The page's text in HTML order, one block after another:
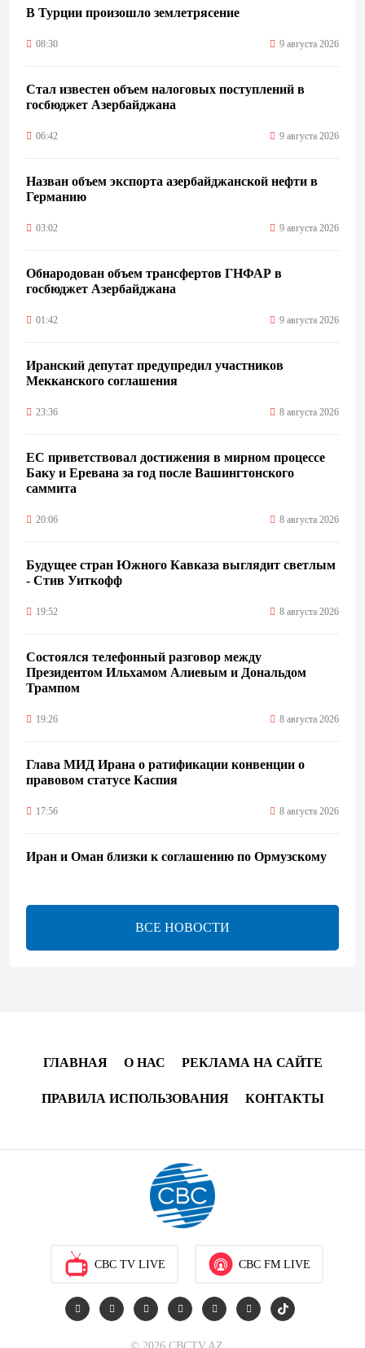
В Турции произошло землетрясение
08:30 9 августа 2026
Стал известен объем налоговых поступлений в
госбюджет Азербайджана
06:42 9 августа 2026
Назван объем экспорта азербайджанской нефти в
Германию
03:02 9 августа 2026
Обнародован объем трансфертов ГНФАР в
госбюджет Азербайджана
01:42 9 августа 2026
Иранский депутат предупредил участников
Мекканского соглашения
23:36 8 августа 2026
ЕС приветствовал достижения в мирном процессе
Баку и Еревана за год после Вашингтонского
саммита
20:06 8 августа 2026
Будущее стран Южного Кавказа выглядит светлым
- Стив Уиткофф
19:52 8 августа 2026
Состоялся телефонный разговор между
Президентом Ильхамом Алиевым и Дональдом
Трампом
19:26 8 августа 2026
Глава МИД Ирана о ратификации конвенции о
правовом статусе Каспия
17:56 8 августа 2026
Иран и Оман близки к соглашению по Ормузскому
17:46 8 августа 2026
Телефонный разговор лидеров - показатель
Хикмет Гаджиев поделился публикацией в связи с
годовщиной Вашингтонского саммита (ВИДЕО)
15:14 8 августа 2026
В минобороны Азербайджана прошло собрание
военных атташе в зарубежных странах (ФОТО)
годовщины Вашингтонского саммита
ВСЕ НОВОСТИ
ГЛАВНАЯ О НАС РЕКЛАМА НА САЙТЕ
ПРАВИЛА ИСПОЛЬЗОВАНИЯ КОНТАКТЫ
CBC TV LIVE CBC FM LIVE